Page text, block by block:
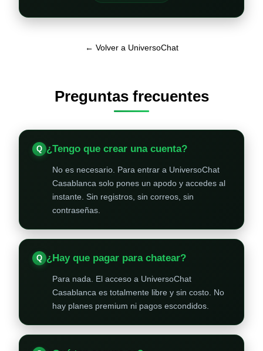
← Volver a UniversoChat
Preguntas frecuentes
¿Tengo que crear una cuenta?
No es necesario. Para entrar a UniversoChat
Casablanca solo pones un apodo y accedes al
instante. Sin registros, sin correos, sin
contraseñas.
¿Hay que pagar para chatear?
Para nada. El acceso a UniversoChat
Casablanca es totalmente libre y sin costo. No
hay planes premium ni pagos escondidos.